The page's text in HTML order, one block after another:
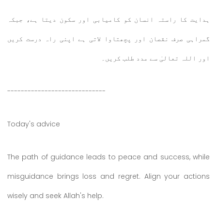
ہدایت کا راستہ انسان کو کامیابی اور سکون دیتا ہے، جبکہ
گمراہی صرف نقصان اور پچھتاوا لاتی ہے اپنی راہ درست کریں
اور اللہ تعالیٰ سے مدد طلب کریں۔
-----------------------------
Today's advice
The path of guidance leads to peace and success, while
misguidance brings loss and regret. Align your actions
wisely and seek Allah's help.